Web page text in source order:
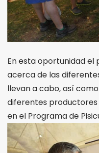
En esta oportunidad
acerca de las
llevan a cabo, así
diferentes
en el Programa de